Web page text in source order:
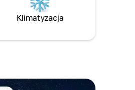
konie szkockie,
osły i inne.
Klimatyzacja